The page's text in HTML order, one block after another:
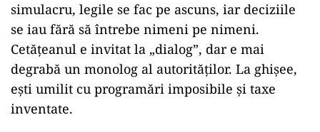
simulacru, legile se fac pe ascuns, iar deciziile
se iau fără să întrebe nimeni pe nimeni.
Cetățeanul e invitat la „dialog”, dar e mai
degrabă un monolog al autorităților. La ghișee,
ești umilit cu programări imposibile și taxe
inventate.